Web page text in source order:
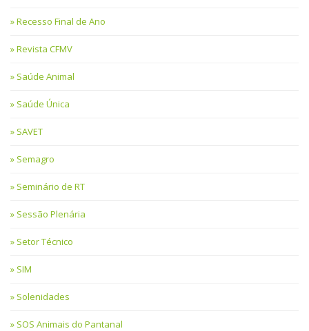
Recesso Final de Ano
Revista CFMV
Saúde Animal
Saúde Única
SAVET
Semagro
Seminário de RT
Sessão Plenária
Setor Técnico
SIM
Solenidades
SOS Animais do Pantanal